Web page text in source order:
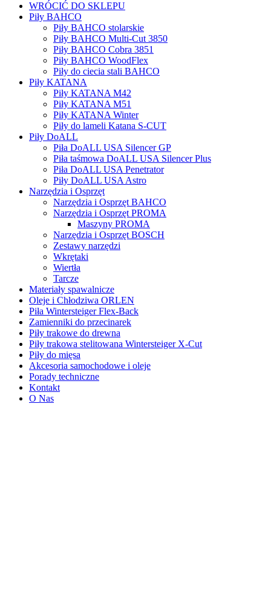
WRÓCIĆ DO SKLEPU
Piły BAHCO
Piły BAHCO stolarskie
Piły BAHCO Multi-Cut 3850
Piły BAHCO Cobra 3851
Piły BAHCO WoodFlex
Piły do ciecia stali BAHCO
Piły KATANA
Piły KATANA M42
Piły KATANA M51
Piły KATANA Winter
Piły do lameli Katana S-CUT
Piły DoALL
Piła DoALL USA Silencer GP
Piła taśmowa DoALL USA Silencer Plus
Piła DoALL USA Penetrator
Piły DoALL USA Astro
Narzędzia i Osprzęt
Narzędzia i Osprzęt BAHCO
Narzędzia i Osprzęt PROMA
Maszyny PROMA
Narzędzia i Osprzęt BOSCH
Zestawy narzędzi
Wkrętaki
Wiertła
Tarcze
Materiały spawalnicze
Oleje i Chłodziwa ORLEN
Piła Wintersteiger Flex-Back
Zamienniki do przecinarek
Piły trakowe do drewna
Piły trakowa stelitowana Wintersteiger X-Cut
Piły do mięsa
Akcesoria samochodowe i oleje
Porady techniczne
Kontakt
O Nas